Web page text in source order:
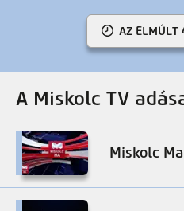
AZ ELMÚLT
A Miskolc TV
Miskolc Ma